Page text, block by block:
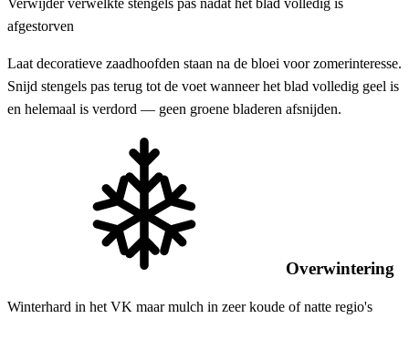
afgestorven
Laat decoratieve zaadhoofden staan na de bloei voor zomerinteresse.
Snijd stengels pas terug tot de voet wanneer het blad volledig geel is
en helemaal is verdord — geen groene bladeren afsnijden.
Overwintering
Winterhard in het VK maar mulch in zeer koude of natte regio's